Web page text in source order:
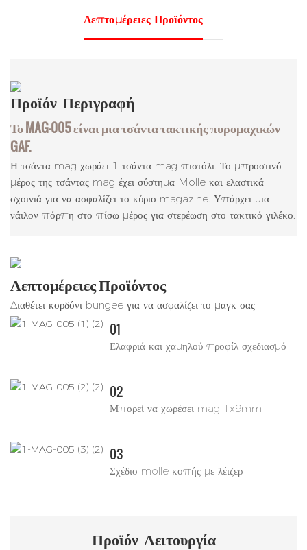
Λεπτομέρειες Προϊόντος
Προϊόν Περιγραφή
Το MAG-005 είναι μια τσάντα τακτικής πυρομαχικών
GAF.
Η τσάντα mag χωράει 1 τσάντα mag πιστόλι. Το μπροστινό
μέρος της τσάντας mag έχει σύστημα Molle και ελαστικά
σχοινιά για να ασφαλίζει το κύριο magazine. Υπάρχει μια
νάιλον πόρπη στο πίσω μέρος για στερέωση στο τακτικό γιλέκο.
Λεπτομέρειες Προϊόντος
Διαθέτει κορδόνι bungee για να ασφαλίζει το μαγκ σας
01
Ελαφριά και χαμηλού προφίλ σχεδιασμό
02
Μπορεί να χωρέσει mag 1x9mm
03
Σχέδιο molle κοπής με λέιζερ
Προϊόν Λειτουργία